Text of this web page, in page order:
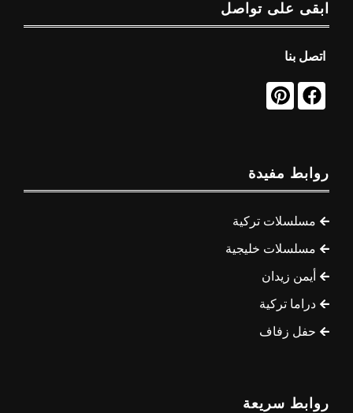
ابقى على تواصل
اتصل بنا
روابط مفيدة
مسلسلات تركية
مسلسلات خليجية
أيمن زيدان
دراما تركية
حفل زفاف
روابط سريعة